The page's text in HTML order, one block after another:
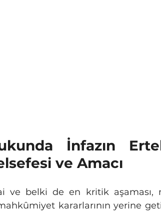
İnfazın
ve Amacı
kararlarının yerine